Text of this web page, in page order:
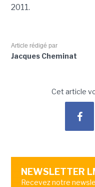
2011.
Article rédigé par
Jacques Cheminat
Cet article
NEWSLETTER
Recevez notre